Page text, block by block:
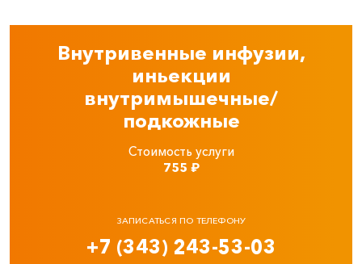
Внутривенные инфузии,
иньекции
внутримышечные/
подкожные
Стоимость услуги
755 ₽
ЗАПИСАТЬСЯ ПО ТЕЛЕФОНУ
+7 (343) 243-53-03